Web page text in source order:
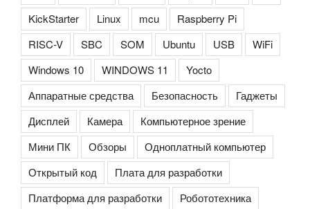
KickStarter
Linux mcu
Raspberry Pi
RISC-V
SBC SOM Ubuntu USB
WiFi
Windows 10
WINDOWS 11
Yocto
Аппаратные средства
Безопасность
Гаджеты
Дисплей
Камера
Компьютерное зрение
Мини ПК
Обзоры
Одноплатный компьютер
Открытый код
Плата для разработки
Платформа для разработки
Робототехника